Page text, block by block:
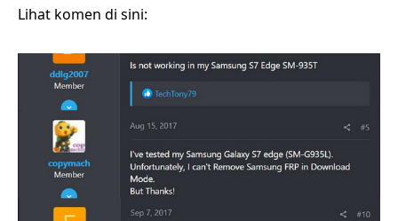
Lihat komen di sini: